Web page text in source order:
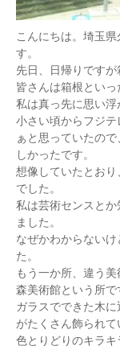
こんにちは。埼玉
す。
先日、日帰りですが
皆さんは箱根とい
私は真っ先に思い浮
小さい頃からフジ
ぁと思っていたの
しかったです。
想像していたとお
でした。
私は芸術センスと
ました。
なぜかわからない
た。
もう一か所、違う
森美術館という所で
ガラスでできた木
がたくさん飾られて
色とりどりのキラ